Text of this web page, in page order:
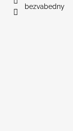
bezvabedny